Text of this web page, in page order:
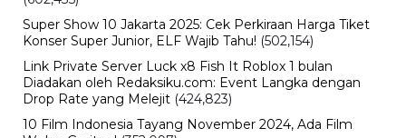
Deadline Refund Lewat, Jaminan
Tampia Tour ke UMKO Kini
Dipertanyakan
Minggu, 9 Agu 2026 - 14:57 WIB
Bisnis
Pemerintah Kejar Produksi CPO